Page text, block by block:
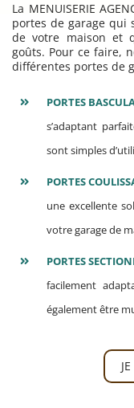
La MENUISERIE
portes de garage qui
de votre maison et
goûts. Pour ce faire,
différentes portes de
PORTES
s’adaptant
sont simples
PORTES
une excellente
votre garage de
PORTES
facilement
également être